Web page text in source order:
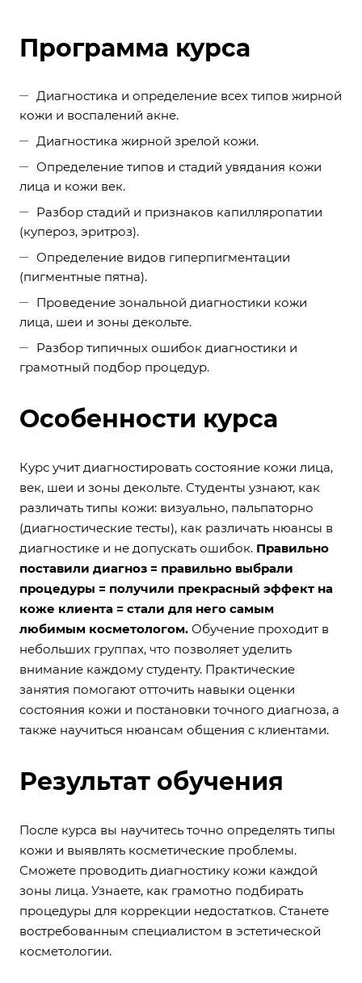
Программа курса
Диагностика и определение всех типов жирной
кожи и воспалений акне.
Диагностика жирной зрелой кожи.
Определение типов и стадий увядания кожи
лица и кожи век.
Разбор стадий и признаков капилляропатии
(купероз, эритроз).
Определение видов гиперпигментации
(пигментные пятна).
Проведение зональной диагностики кожи
лица, шеи и зоны декольте.
Разбор типичных ошибок диагностики и
грамотный подбор процедур.
Особенности курса
Курс учит диагностировать состояние кожи лица,
век, шеи и зоны декольте. Студенты узнают, как
различать типы кожи: визуально, пальпаторно
(диагностические тесты), как различать нюансы в
диагностике и не допускать ошибок. Правильно
поставили диагноз = правильно выбрали
процедуры = получили прекрасный эффект на
коже клиента = стали для него самым
любимым косметологом. Обучение проходит в
небольших группах, что позволяет уделить
внимание каждому студенту. Практические
занятия помогают отточить навыки оценки
состояния кожи и постановки точного диагноза, а
также научиться нюансам общения с клиентами.
Результат обучения
После курса вы научитесь точно определять типы
кожи и выявлять косметические проблемы.
Сможете проводить диагностику кожи каждой
зоны лица. Узнаете, как грамотно подбирать
процедуры для коррекции недостатков. Станете
востребованным специалистом в эстетической
косметологии.